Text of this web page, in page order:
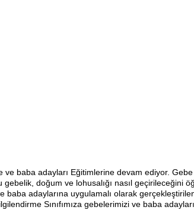
ve baba adayları Eğitimlerine devam ediyor.
doğum ve lohusalığı nasıl geçirileceğini
adaylarına uygulamalı olarak gerçekleştirilen
Sınıfımıza gebelerimizi ve baba